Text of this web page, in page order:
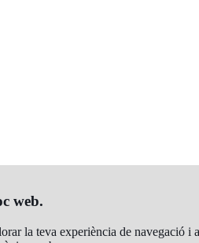
web.
la teva experiència de navegació i